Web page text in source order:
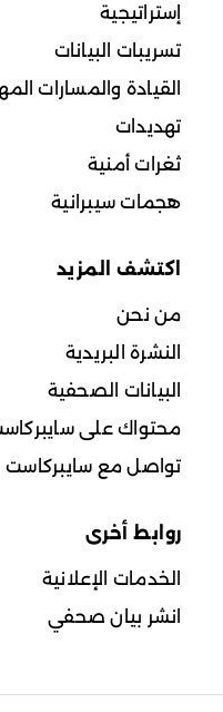
إستراتيجية
تسريبات البيانات
القيادة والمسارات
تهديدات
ثغرات أمنية
هجمات سيبرانية
اكتشف المزيد
من نحن
النشرة البريدية
البيانات الصحفية
محتواك على
تواصل مع سايبركاست
روابط أخرى
الخدمات الإعلانية
انشر بيان صحفي